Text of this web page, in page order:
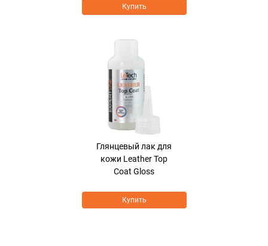
Купить
Глянцевый лак для
кожи Leather Top
Coat Gloss
Купить